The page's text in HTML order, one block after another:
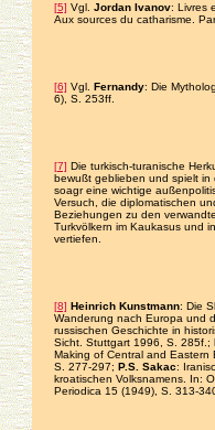
[5] Vgl. Jordan Ivanov: Livres
Aux sources du catharisme.
[6] Vgl. Fernandy: Die
6), S. 253ff.
[7] Die turkisch-turanische
bewußt geblieben und spielt in
soagr eine wichtige
Versuch, die diplomatischen
Beziehungen zu den
Turkvölkern im Kaukasus und
vertiefen.
[8] Heinrich Kunstmann: Die
Wanderung nach Europa und
russischen Geschichte in
Sicht. Stuttgart 1996, S. 285f.;
Making of Central and Eastern
S. 277-297; P.S. Sakac:
kroatischen Volksnamens. In:
Periodica 15 (1949), S. 313-